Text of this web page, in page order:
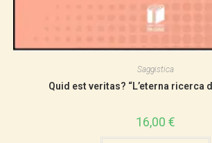
Saggistica
Quid est veritas? “L’eterna ricerca
16,00 €